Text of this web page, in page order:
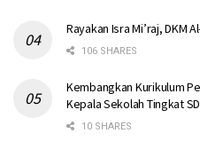
Rayakan Isra Mi’raj, DKM
106 SHARES
Kembangkan Kurikulum
Kepala Sekolah Tingkat SD
10 SHARES